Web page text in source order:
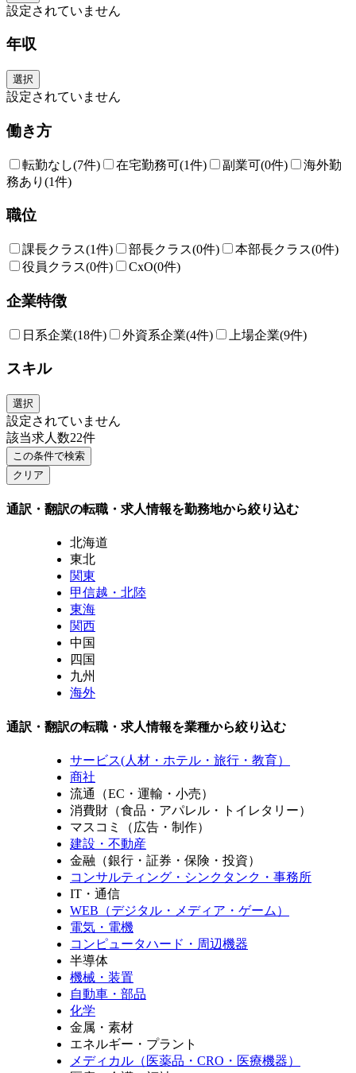
設定されていません
年収
選択
設定されていません
働き方
転勤なし(7件) 在宅勤務可(1件) 副業可(0件)
海外勤
務あり (1件)
職位
課長クラス(1件) 部長クラス(0件) 本部長クラス(0件)
役員クラス(0件) CxO(0件)
企業特徴
日系企業(18件) 外資系企業(4件) 上場企業(9件)
スキル
選択
設定されていません
該当求人数22件
この条件で検索
クリア
通訳・翻訳の転職・求人情報を勤務地から絞り込む
北海道
東北
関東
甲信越・北陸
東海
関西
中国
四国
九州
海外
通訳・翻訳の転職・求人情報を業種から絞り込む
サービス(人材・ホテル・旅行・教育）
商社
流通（EC・運輸・小売）
消費財（食品・アパレル・トイレタリー）
マスコミ（広告・制作）
建設・不動産
金融（銀行・証券・保険・投資）
コンサルティング・シンクタンク・事務所
IT・通信
WEB（デジタル・メディア・ゲーム）
電気・電機
コンピュータハード・周辺機器
半導体
機械・装置
自動車・部品
化学
金属・素材
エネルギー・プラント
メディカル（医薬品・CRO・医療機器）